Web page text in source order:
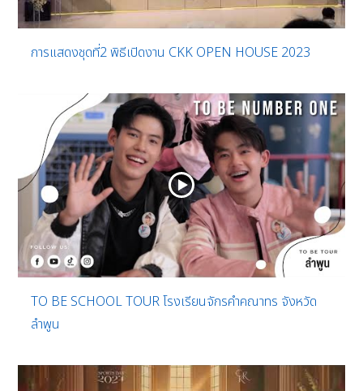
การแสดงชุดที่2 พิธีเปิดงาน CKK OPEN HOUSE 2023
TO BE SCHOOL TOUR โรงเรียนจักรคำคณาทร จังหวัด
ลำพูน